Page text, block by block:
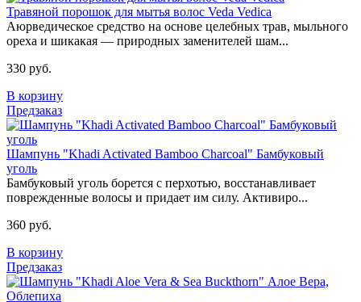
Травяной порошок для мытья волос Veda Vedica
Аюрведическое средство на основе целебных трав, мыльного
ореха и шикакая — природных заменителей шам...
330 руб.
В корзину
Предзаказ
Шампунь "Khadi Activated Bamboo Charcoal" Бамбуковый
уголь
Бамбуковый уголь борется с перхотью, восстанавливает
поврежденные волосы и придает им силу. Активиро...
360 руб.
В корзину
Предзаказ